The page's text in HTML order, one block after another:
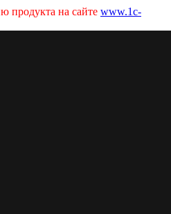
продукта на сайте www.1c-